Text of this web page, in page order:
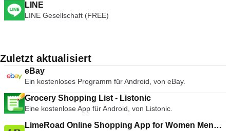
LINE
LINE Gesellschaft (FREE)
Zuletzt aktualisiert
eBay
Ein kostenloses Programm für Android, von eBay.
Grocery Shopping List - Listonic
Eine kostenlose App für Android, von Listonic.
LimeRoad Online Shopping App for Women Men